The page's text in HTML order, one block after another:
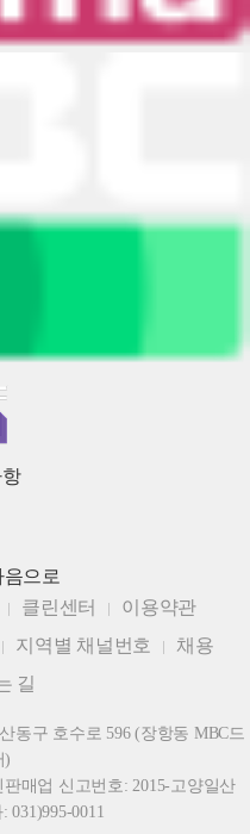
음으로
클린센터
이용약관
지역별 채널번호
채용
길
동구 호수로 596 (장항동 MBC드
)
매업 신고번호: 2015-고양일산
031)995-0011